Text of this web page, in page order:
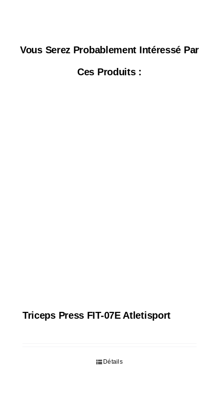
Vous Serez Probablement Intéressé Par
Ces Produits :
Triceps Press FIT-07E Atletisport
Détails